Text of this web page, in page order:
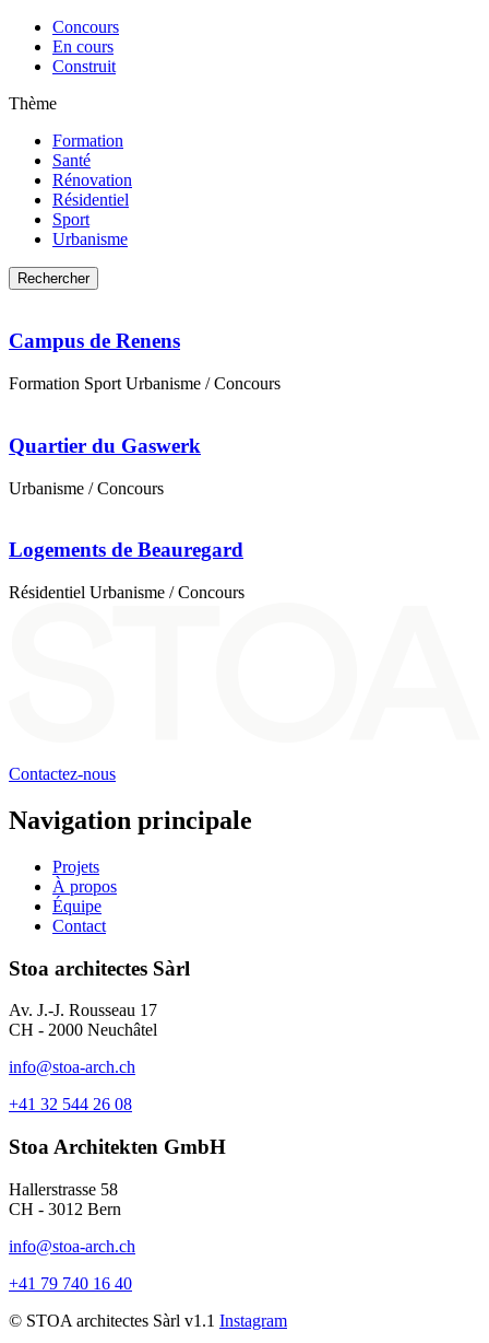
Concours
En cours
Construit
Thème
Formation
Santé
Rénovation
Résidentiel
Sport
Urbanisme
Campus de Renens
Formation Sport Urbanisme / Concours
Quartier du Gaswerk
Urbanisme / Concours
Logements de Beauregard
Résidentiel Urbanisme / Concours
Contactez-nous
Navigation principale
Projets
À propos
Équipe
Contact
Stoa architectes Sàrl
Av. J.-J. Rousseau 17
CH - 2000 Neuchâtel
info@stoa-arch.ch
+41 32 544 26 08
Stoa Architekten GmbH
Hallerstrasse 58
CH - 3012 Bern
info@stoa-arch.ch
+41 79 740 16 40
© STOA architectes Sàrl v1.1 Instagram